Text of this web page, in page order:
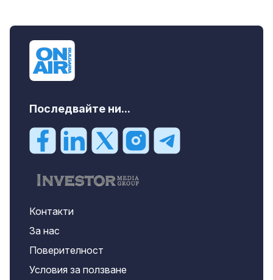
Последвайте ни...
Контакти
За нас
Поверителност
Условия за ползване